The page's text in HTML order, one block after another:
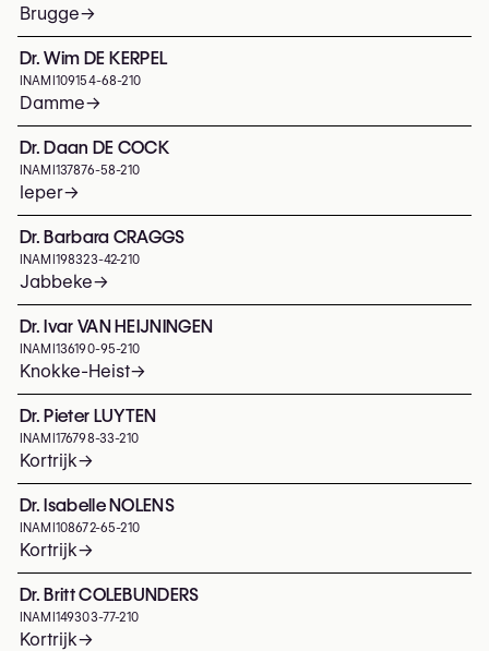
Brugge→
Dr. Wim DE KERPEL
INAMI 109154-68-210
Damme→
Dr. Daan DE COCK
INAMI 137876-58-210
Ieper→
Dr. Barbara CRAGGS
INAMI 198323-42-210
Jabbeke→
Dr. Ivar VAN HEIJNINGEN
INAMI 136190-95-210
Knokke-Heist→
Dr. Pieter LUYTEN
INAMI 176798-33-210
Kortrijk→
Dr. Isabelle NOLENS
INAMI 108672-65-210
Kortrijk→
Dr. Britt COLEBUNDERS
INAMI 149303-77-210
Kortrijk→